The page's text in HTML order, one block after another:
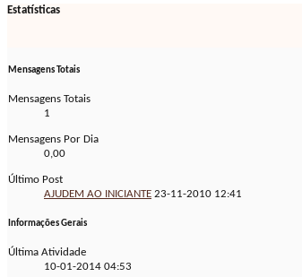
Estatísticas
Mensagens Totais
Mensagens Totais
1
Mensagens Por Dia
0,00
Último Post
AJUDEM AO INICIANTE 23-11-2010 12:41
Informações Gerais
Última Atividade
10-01-2014 04:53